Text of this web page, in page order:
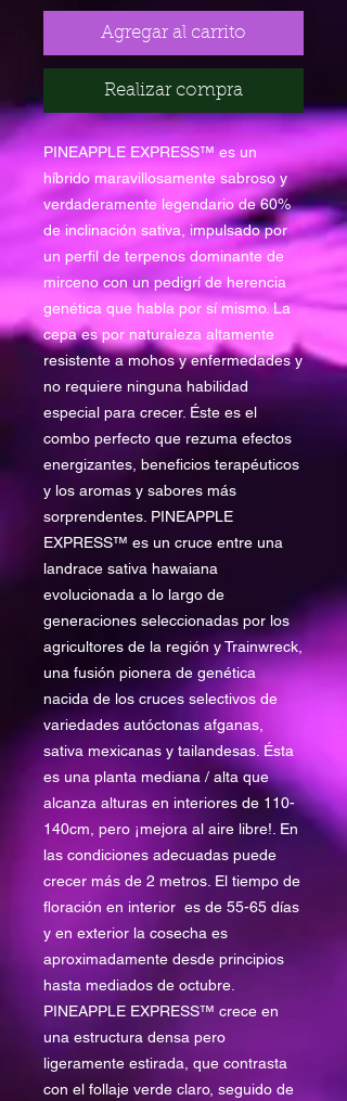
Agregar al carrito
Realizar compra
PINEAPPLE EXPRESS™ es un
híbrido maravillosamente sabroso y
verdaderamente legendario de 60%
de inclinación sativa, impulsado por
un perfil de terpenos dominante de
mirceno con un pedigrí de herencia
genética que habla por sí mismo. La
cepa es por naturaleza altamente
resistente a mohos y enfermedades y
no requiere ninguna habilidad
especial para crecer. Éste es el
combo perfecto que rezuma efectos
energizantes, beneficios terapéuticos
y los aromas y sabores más
sorprendentes. PINEAPPLE
EXPRESS™ es un cruce entre una
landrace sativa hawaiana
evolucionada a lo largo de
generaciones seleccionadas por los
agricultores de la región y Trainwreck,
una fusión pionera de genética
nacida de los cruces selectivos de
variedades autóctonas afganas,
sativa mexicanas y tailandesas. Ésta
es una planta mediana / alta que
alcanza alturas en interiores de 110-
140cm, pero ¡mejora al aire libre!. En
las condiciones adecuadas puede
crecer más de 2 metros. El tiempo de
floración en interior es de 55-65 días
y en exterior la cosecha es
aproximadamente desde principios
hasta mediados de octubre.
PINEAPPLE EXPRESS™ crece en
una estructura densa pero
ligeramente estirada, que contrasta
con el follaje verde claro, seguido de